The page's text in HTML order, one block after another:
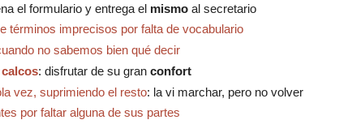
el formulario y entrega el mismo al secretario
términos imprecisos por falta de vocabulario
no sabemos bien qué decir
: disfrutar de su gran confort
vez, suprimiendo el resto: la vi marchar, pero no volver
por faltar alguna de sus partes